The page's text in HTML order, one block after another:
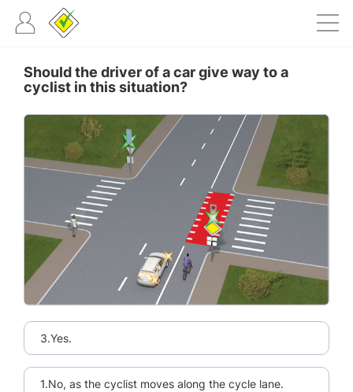
Should the driver of a car give way to a
cyclist in this situation?
3.Yes.
1.No, as the cyclist moves along the cycle lane.